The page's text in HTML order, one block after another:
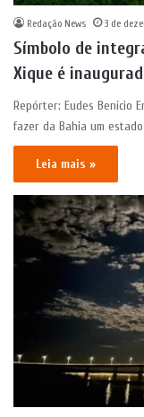
Redação News 3 de
Símbolo de
Xique é
Repórter: Eudes Benício
fazer da Bahia um
Leia mais »